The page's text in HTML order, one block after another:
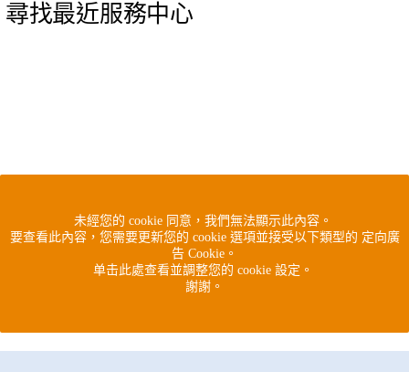
尋找最近服務中心
未經您的 cookie 同意，我們無法顯示此內容。
要查看此內容，您需要更新您的 cookie 選項並接受以下類型的 定向廣
告 Cookie。
单击此處查看並調整您的 cookie 設定。
謝謝。